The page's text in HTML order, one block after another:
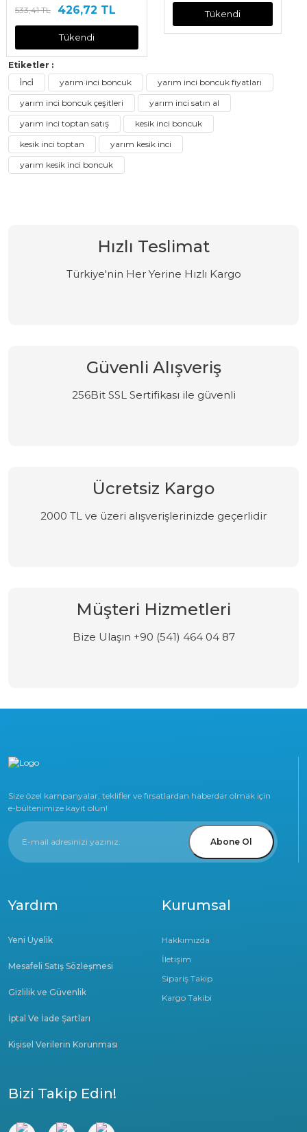
533,41 TL 426,72 TL
Tükendi
Tükendi
Etiketler :
i̇nci̇
yarım inci boncuk
yarım inci boncuk fiyatları
yarım inci boncuk çeşitleri
yarım inci satın al
yarım inci toptan satış
kesik inci boncuk
kesik inci toptan
yarım kesik inci
yarım kesik inci boncuk
Hızlı Teslimat
Türkiye'nin Her Yerine Hızlı Kargo
Güvenli Alışveriş
256Bit SSL Sertifikası ile güvenli
Ücretsiz Kargo
2000 TL ve üzeri alışverişlerinizde geçerlidir
Müşteri Hizmetleri
Bize Ulaşın +90 (541) 464 04 87
Size özel kampanyalar, teklifler ve fırsatlardan haberdar olmak için
e-bültenimize kayıt olun!
Abone Ol
Kurumsal
Hakkımızda
İletişim
Sipariş Takip
Kargo Takibi
Yardım
Yeni Üyelik
Mesafeli Satış Sözleşmesi
Gizlilik ve Güvenlik
İptal Ve İade Şartları
Kişisel Verilerin Korunması
Bizi Takip Edin!